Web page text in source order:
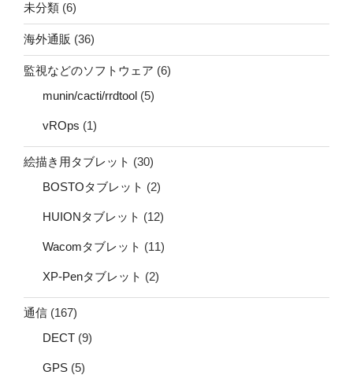
未分類 (6)
海外通販 (36)
監視などのソフトウェア (6)
munin/cacti/rrdtool (5)
vROps (1)
絵描き用タブレット (30)
BOSTOタブレット (2)
HUIONタブレット (12)
Wacomタブレット (11)
XP-Penタブレット (2)
通信 (167)
DECT (9)
GPS (5)